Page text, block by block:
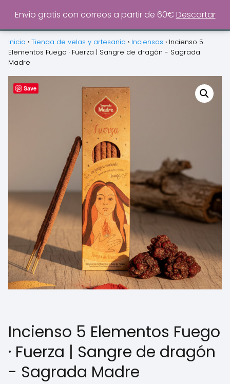
Envio gratis con correos a partir de 60€ Descartar
Inicio › Tienda de velas y artesanía › Inciensos › Incienso 5
Elementos Fuego · Fuerza | Sangre de dragón - Sagrada
Madre
Save
Incienso 5 Elementos Fuego
· Fuerza | Sangre de dragón
- Sagrada Madre